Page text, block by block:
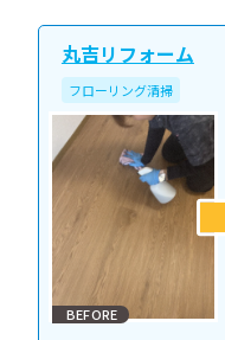
丸吉リフォーム
フローリング清掃
BEFORE